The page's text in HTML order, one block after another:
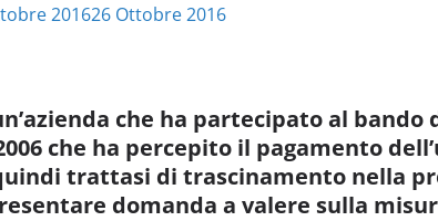
201626 Ottobre 2016
che ha partecipato al bando
che ha percepito il pagamento
trattasi di trascinamento nella
domanda a valere sulla